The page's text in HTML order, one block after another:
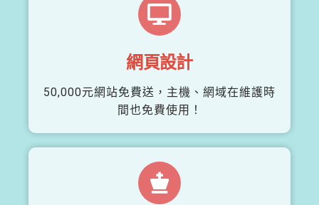
網頁設計
50,000元網站免費送，主機、網域在維護時
間也免費使用！